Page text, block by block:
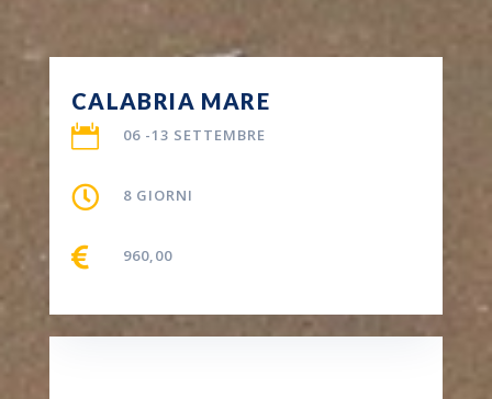
CALABRIA MARE
 06 -13 SETTEMBRE
 8 GIORNI
 960,00